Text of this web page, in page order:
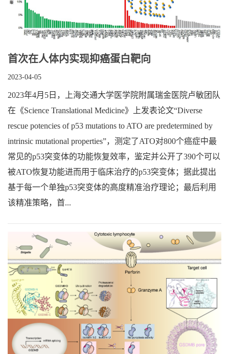
首次在人体内实现抑癌蛋白靶向
2023-04-05
2023年4月5日，上海交通大学医学院附属瑞金医院卢敏团队
在《Science Translational Medicine》上发表论文“Diverse
rescue potencies of p53 mutations to ATO are predetermined by
intrinsic mutational properties”，测定了ATO对800个癌症中最
常见的p53突变体的功能恢复效率，鉴定并公开了390个可以
被ATO恢复功能进而用于临床治疗的p53突变体；据此提出
基于每一个单独p53突变体的高度精准治疗理论；最后利用
该精准策略，首...